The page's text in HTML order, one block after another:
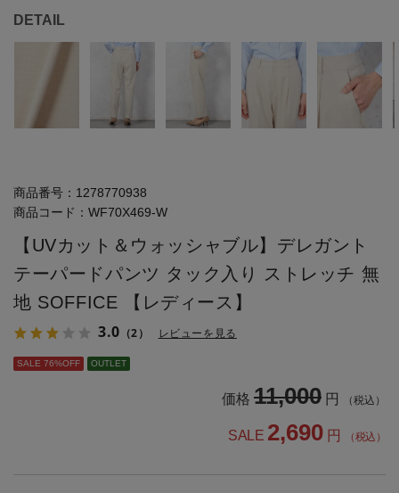
DETAIL
商品番号： 1278770938
商品コード： WF70X469-W
【UVカット＆ウォッシャブル】デレガント
テーパードパンツ タック入り ストレッチ 無
地 SOFFICE 【レディース】
3.0 （2） レビューを見る
SALE 76%OFF OUTLET
価格 11,000 円 （税込）
SALE 2,690 円 （税込）